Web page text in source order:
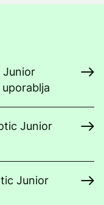
Junior
Junior
Junior